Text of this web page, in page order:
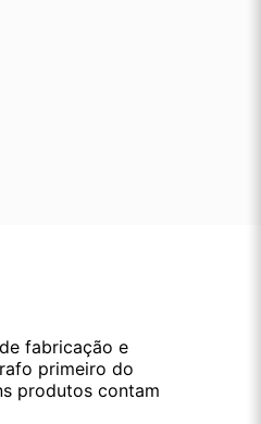
fabricação e
primeiro do
produtos contam